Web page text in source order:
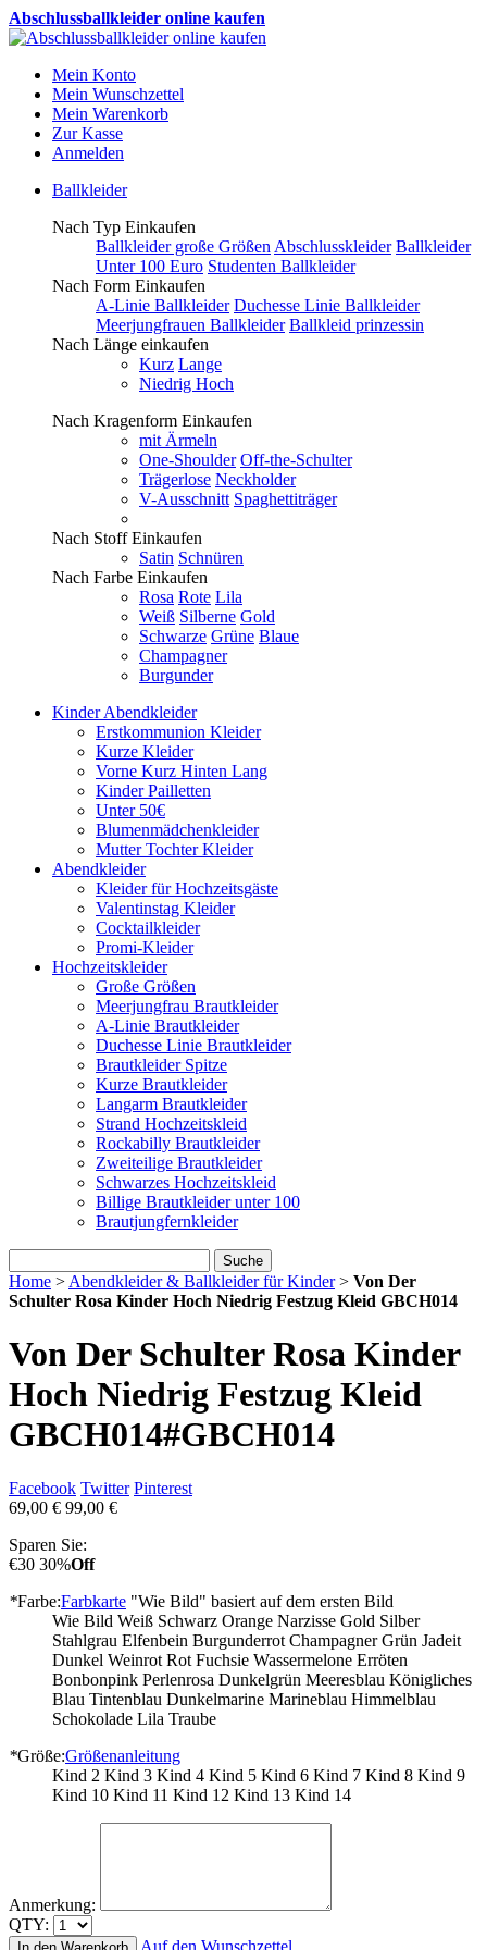
Abschlussballkleider online kaufen
Mein Konto
Mein Wunschzettel
Mein Warenkorb
Zur Kasse
Anmelden
Ballkleider
Nach Typ Einkaufen
Ballkleider große Größen Abschlusskleider Ballkleider
Unter 100 Euro Studenten Ballkleider
Nach Form Einkaufen
A-Linie Ballkleider Duchesse Linie Ballkleider
Meerjungfrauen Ballkleider Ballkleid prinzessin
Nach Länge einkaufen
Kurz Lange
Niedrig Hoch
Nach Kragenform Einkaufen
mit Ärmeln
One-Shoulder Off-the-Schulter
Trägerlose Neckholder
V-Ausschnitt Spaghettiträger
Nach Stoff Einkaufen
Satin Schnüren
Nach Farbe Einkaufen
Rosa Rote Lila
Weiß Silberne Gold
Schwarze Grüne Blaue
Champagner
Burgunder
Kinder Abendkleider
Erstkommunion Kleider
Kurze Kleider
Vorne Kurz Hinten Lang
Kinder Pailletten
Unter 50€
Blumenmädchenkleider
Mutter Tochter Kleider
Abendkleider
Kleider für Hochzeitsgäste
Valentinstag Kleider
Cocktailkleider
Promi-Kleider
Hochzeitskleider
Große Größen
Meerjungfrau Brautkleider
A-Linie Brautkleider
Duchesse Linie Brautkleider
Brautkleider Spitze
Kurze Brautkleider
Langarm Brautkleider
Strand Hochzeitskleid
Rockabilly Brautkleider
Zweiteilige Brautkleider
Schwarzes Hochzeitskleid
Billige Brautkleider unter 100
Brautjungfernkleider
Suche
Home > Abendkleider & Ballkleider für Kinder> Von Der
Schulter Rosa Kinder Hoch Niedrig Festzug Kleid GBCH014
Von Der Schulter Rosa Kinder
Hoch Niedrig Festzug Kleid
GBCH014#GBCH014
Facebook Twitter Pinterest
69,00 € 99,00 €
Sparen Sie:
€30 30%Off
*Farbe:Farbkarte "Wie Bild" basiert auf dem ersten Bild
Wie Bild Weiß Schwarz Orange Narzisse Gold Silber
Stahlgrau Elfenbein Burgunderrot Champagner Grün Jadeit
Dunkel Weinrot Rot Fuchsie Wassermelone Erröten
Bonbonpink Perlenrosa Dunkelgrün Meeresblau Königliches
Blau Tintenblau Dunkelmarine Marineblau Himmelblau
Schokolade Lila Traube
*Größe:Größenanleitung
Kind 2 Kind 3 Kind 4 Kind 5 Kind 6 Kind 7 Kind 8 Kind 9
Kind 10 Kind 11 Kind 12 Kind 13 Kind 14
Anmerkung:
QTY:
Auf den Wunschzettel